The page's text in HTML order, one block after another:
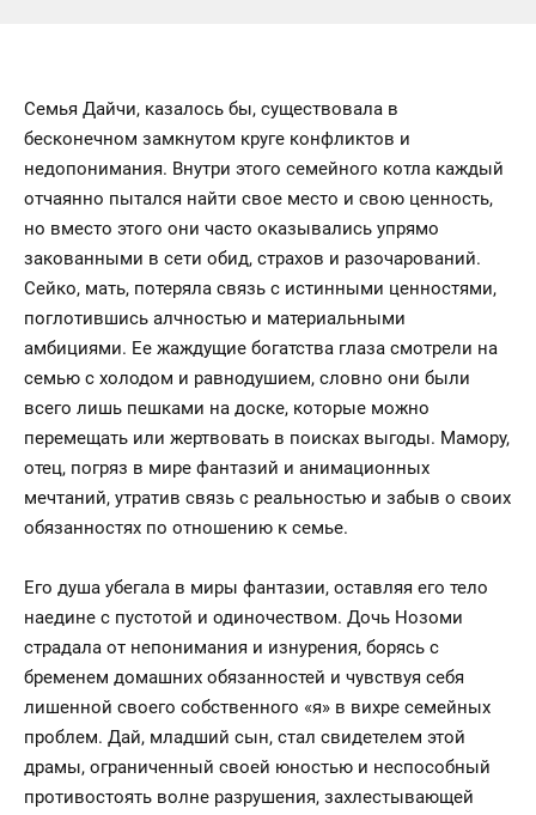
Семья Дайчи, казалось бы, существовала в
бесконечном замкнутом круге конфликтов и
недопонимания. Внутри этого семейного котла каждый
отчаянно пытался найти свое место и свою ценность,
но вместо этого они часто оказывались упрямо
закованными в сети обид, страхов и разочарований.
Сейко, мать, потеряла связь с истинными ценностями,
поглотившись алчностью и материальными
амбициями. Ее жаждущие богатства глаза смотрели на
семью с холодом и равнодушием, словно они были
всего лишь пешками на доске, которые можно
перемещать или жертвовать в поисках выгоды. Мамору,
отец, погряз в мире фантазий и анимационных
мечтаний, утратив связь с реальностью и забыв о своих
обязанностях по отношению к семье.
Его душа убегала в миры фантазии, оставляя его тело
наедине с пустотой и одиночеством. Дочь Нозоми
страдала от непонимания и изнурения, борясь с
бременем домашних обязанностей и чувствуя себя
лишенной своего собственного «я» в вихре семейных
проблем. Дай, младший сын, стал свидетелем этой
драмы, ограниченный своей юностью и неспособный
противостоять волне разрушения, захлестывающей